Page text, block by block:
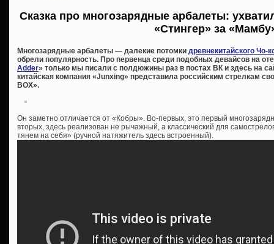
Сказка про многозарядные арбалеты:
«Стингер» за
Многозарядные арбалеты — далекие потомки древнекитайского Чо-
обрели популярность. Про первенца среди подобных девайсов на
Adder» только мы писали с полдюжины раз в постах ВК и здесь на
китайская компания «Junxing» представила российским стрелкам
BOX».
Он заметно отличается от «Кобры». Во-первых, это первый
вторых, здесь реализован не рычажный, а классический для
тянем на себя» (ручной натяжитель здесь встроенный).